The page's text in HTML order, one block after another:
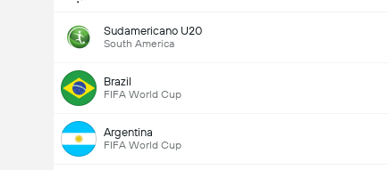
Sudamericano U20
South America
Brazil
FIFA World Cup
Argentina
FIFA World Cup